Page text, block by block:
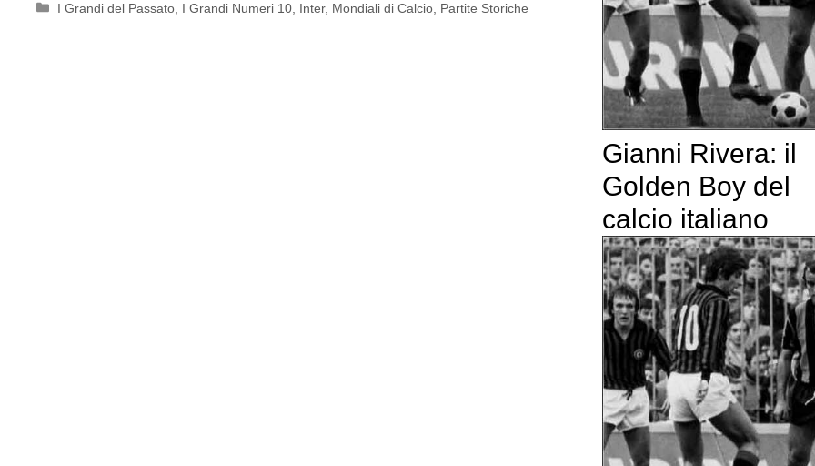
Categorie
I Grandi del Passato I Grandi Numeri 10 Inter, Mondiali di Calcio Partite Storiche
Gianni Rivera: il
Golden Boy del
calcio italiano